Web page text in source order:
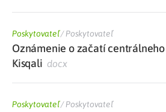
Poskytovateľ/Poskytovateľ
Oznámenie o začatí
Kisqali docx
Poskytovateľ/Poskytovateľ